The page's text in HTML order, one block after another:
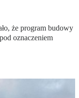
że program budowy
oznaczeniem